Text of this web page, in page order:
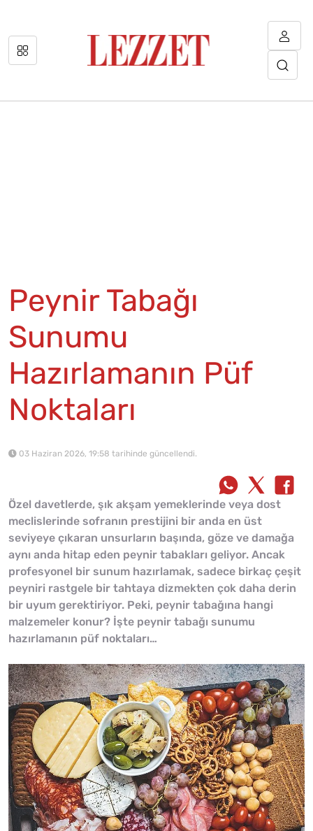
Peynir Tabağı
Sunumu
Hazırlamanın Püf
Noktaları
03 Haziran 2026, 19:58 tarihinde güncellendi.
Özel davetlerde, şık akşam yemeklerinde veya dost
meclislerinde sofranın prestijini bir anda en üst
seviyeye çıkaran unsurların başında, göze ve damağa
aynı anda hitap eden peynir tabakları geliyor. Ancak
profesyonel bir sunum hazırlamak, sadece birkaç çeşit
peyniri rastgele bir tahtaya dizmekten çok daha derin
bir uyum gerektiriyor. Peki, peynir tabağına hangi
malzemeler konur? İşte peynir tabağı sunumu
hazırlamanın püf noktaları…